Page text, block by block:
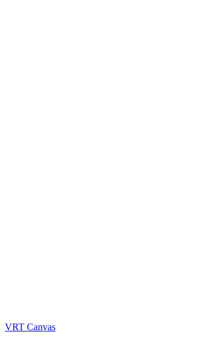
VRT Canvas